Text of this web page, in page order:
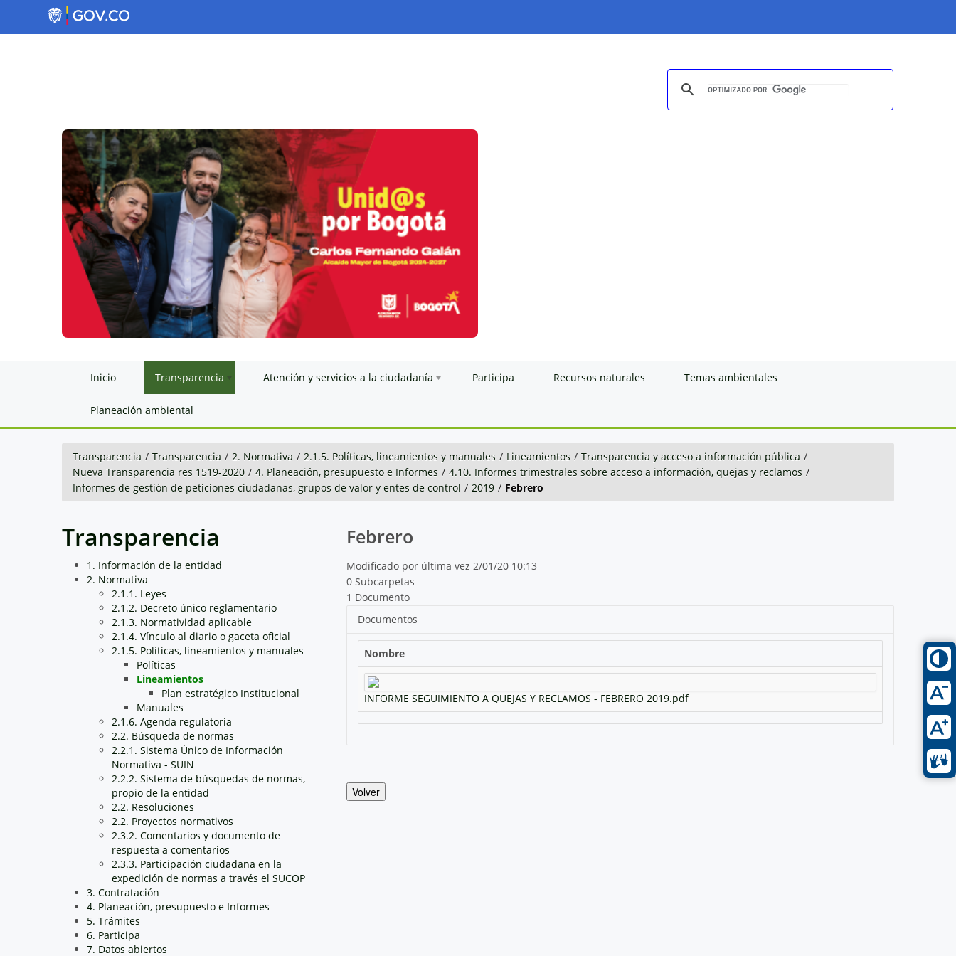
Inicio Transparencia Atención y servicios a la ciudadanía Participa Recursos naturales Temas ambientales
Planeación ambiental
Transparencia / Transparencia / 2. Normativa / 2.1.5. Políticas, lineamientos y manuales / Lineamientos / Transparencia y acceso a información pública /
Nueva Transparencia res 1519-2020 / 4. Planeación, presupuesto e Informes / 4.10. Informes trimestrales sobre acceso a información, quejas y reclamos /
Informes de gestión de peticiones ciudadanas, grupos de valor y entes de control / 2019 / Febrero
Transparencia
1. Información de la entidad
2. Normativa
2.1.1. Leyes
2.1.2. Decreto único reglamentario
2.1.3. Normatividad aplicable
2.1.4. Vínculo al diario o gaceta oficial
2.1.5. Políticas, lineamientos y manuales
Políticas
Lineamientos
Plan estratégico Institucional
Manuales
2.1.6. Agenda regulatoria
2.2. Búsqueda de normas
2.2.1. Sistema Único de Información
Normativa - SUIN
2.2.2. Sistema de búsquedas de normas,
propio de la entidad
2.2. Resoluciones
2.2. Proyectos normativos
2.3.2. Comentarios y documento de
respuesta a comentarios
2.3.3. Participación ciudadana en la
expedición de normas a través el SUCOP
3. Contratación
4. Planeación, presupuesto e Informes
5. Trámites
6. Participa
7. Datos abiertos
Febrero
Modificado por última vez 2/01/20 10:13
0 Subcarpetas
1 Documento
Documentos
Nombre
INFORME SEGUIMIENTO A QUEJAS Y RECLAMOS - FEBRERO 2019.pdf
Volver